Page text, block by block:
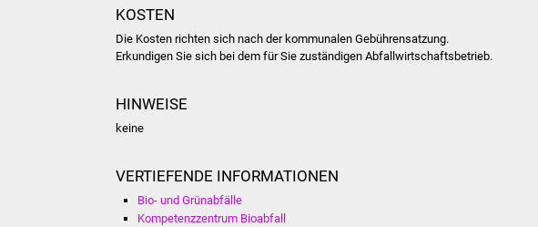
KOSTEN
Die Kosten richten sich nach der kommunalen Gebührensatzung.
Erkundigen Sie sich bei dem für Sie zuständigen Abfallwirtschaftsbetrieb.
HINWEISE
keine
VERTIEFENDE INFORMATIONEN
Bio- und Grünabfälle
Kompetenzzentrum Bioabfall